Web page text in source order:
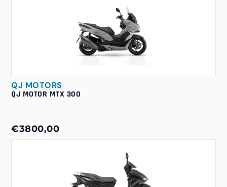
QJ MOTORS
QJ MOTOR MTX 300
€3800,00